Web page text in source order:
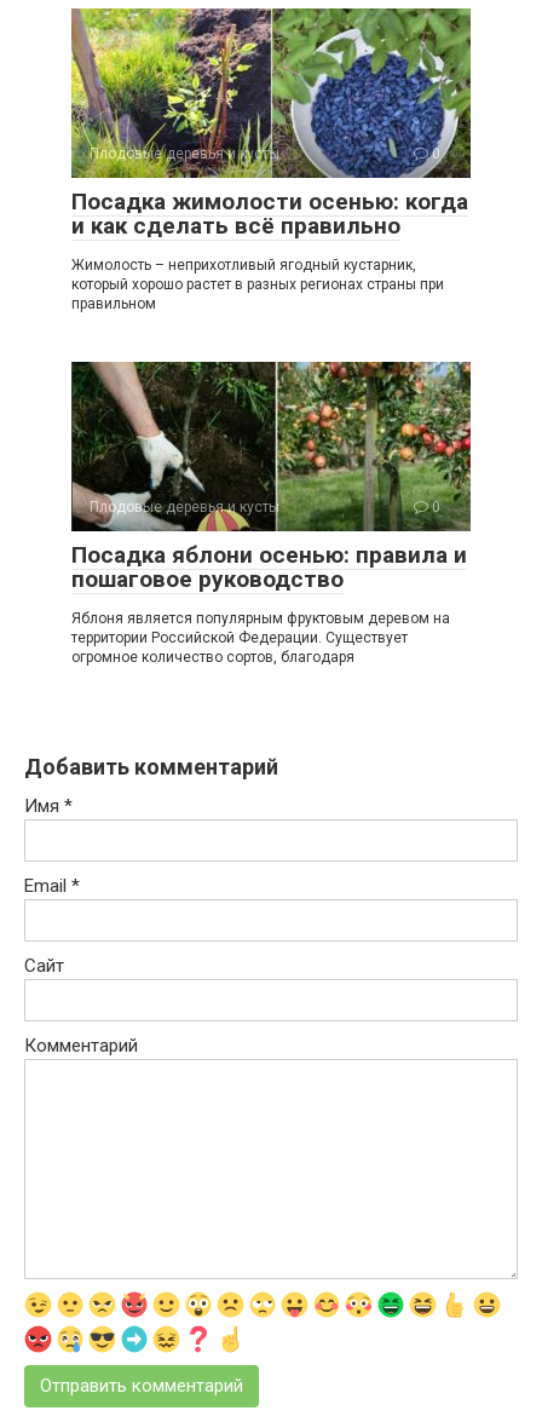
Плодовые деревья и кусты 0
Посадка жимолости осенью: когда
и как сделать всё правильно
Жимолость – неприхотливый ягодный кустарник,
который хорошо растет в разных регионах страны при
правильном
Плодовые деревья и кусты 0
Посадка яблони осенью: правила и
пошаговое руководство
Яблоня является популярным фруктовым деревом на
территории Российской Федерации. Существует
огромное количество сортов, благодаря
Добавить комментарий
Имя *
Email *
Сайт
Комментарий